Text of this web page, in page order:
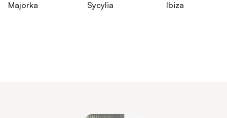
Majorka Sycylia Ibiza